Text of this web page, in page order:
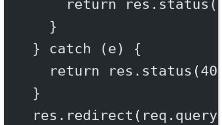
return res. status (
}
} catch (e) {
return res. status (
}
res. redirect